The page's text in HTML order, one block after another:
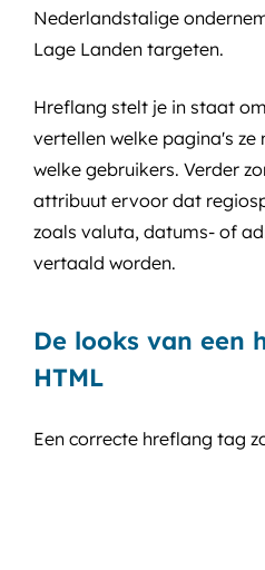
Nederlandstalige
Lage Landen targeten.
Hreflang stelt je in staat
vertellen welke pagina's ze
welke gebruikers. Verder
attribuut ervoor dat
zoals valuta, datums- of
vertaald worden.
De looks van een
HTML
Een correcte hreflang tag